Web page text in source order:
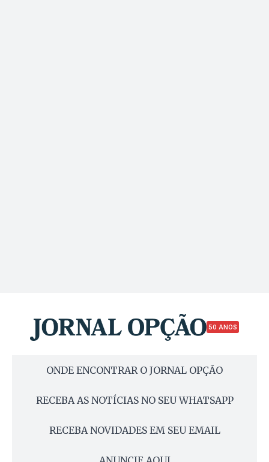
50 ANOS
ONDE ENCONTRAR O JORNAL OPÇÃO
RECEBA AS NOTÍCIAS NO SEU WHATSAPP
RECEBA NOVIDADES EM SEU EMAIL